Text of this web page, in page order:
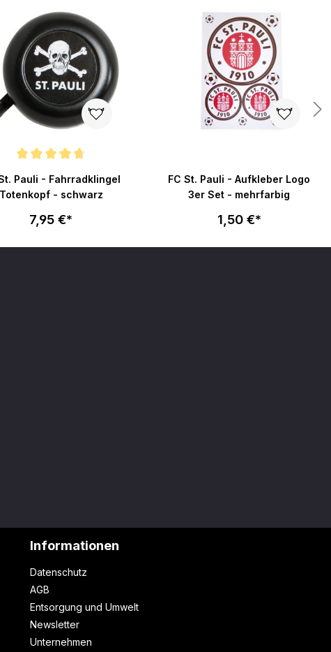
Pauli - Fahrradklingel
Totenkopf - schwarz
7,95 €*
FC St. Pauli - Aufkleber Logo
3er Set - mehrfarbig
1,50 €*
Informationen
Datenschutz
AGB
Entsorgung und Umwelt
Newsletter
Unternehmen